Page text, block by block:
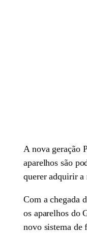
A nova geração
aparelhos são
querer adquirir a
Com a chegada
os aparelhos do
novo sistema de